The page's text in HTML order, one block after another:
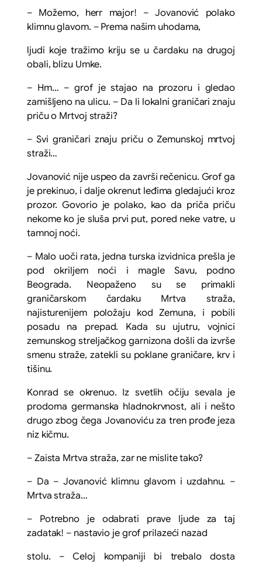
– Možemo, herr major! – Jovanović polako
klimnu glavom. – Prema našim uhodama,
ljudi koje tražimo kriju se u čardaku na drugoj
obali, blizu Umke.
– Hm… – grof je stajao na prozoru i gledao
zamišljeno na ulicu. – Da li lokalni graničari znaju
priču o Mrtvoj straži?
– Svi graničari znaju priču oZemunskoj mrtvoj
straži…
Jovanović nije uspeo da završi rečenicu. Grof ga
je prekinuo, i dalje okrenut leđima gledajući kroz
prozor. Govorio je polako, kao da priča priču
nekome ko je sluša prvi put, pored neke vatre, u
tamnoj noći.
– Malo uoči rata, jedna turska izvidnica prešla je
pod okriljem noći i magle Savu, podno
Beograda. Neopaženo su se primakli
graničarskom čardaku Mrtva straža,
najisturenijem položaju kod Zemuna, i pobili
posadu na prepad. Kada su ujutru, vojnici
zemunskog streljačkog garnizona došli da izvrše
smenu straže, zatekli su poklane graničare, krv i
tišinu.
Konrad se okrenuo. Iz svetlih očiju sevala je
prodorna germanska hladnokrvnost, ali i nešto
drugo zbog čega Jovanoviću za tren prođe jeza
niz kičmu.
– Zaista Mrtva straža, zar ne mislite tako?
– Da – Jovanović klimnu glavom i uzdahnu. –
Mrtva straža…
– Potrebno je odabrati prave ljude za taj
zadatak! – nastavio je grof prilazeći nazad
stolu. – Celoj kompaniji bi trebalo dosta